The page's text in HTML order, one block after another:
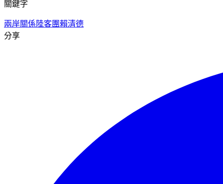
關鍵字
兩岸關係 陸客團賴清德
分享